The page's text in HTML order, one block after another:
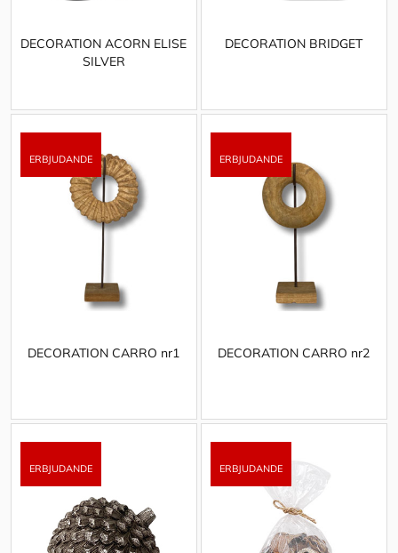
DECORATION ACORN ELISE
SILVER
DECORATION BRIDGET
DECORATION CARRO nr1 DECORATION CARRO nr2